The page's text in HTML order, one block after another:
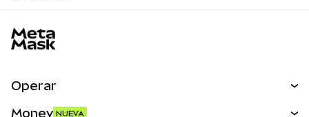
Operar
Money NUEVA